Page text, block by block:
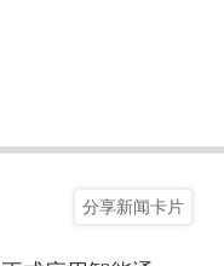
分享新闻卡片